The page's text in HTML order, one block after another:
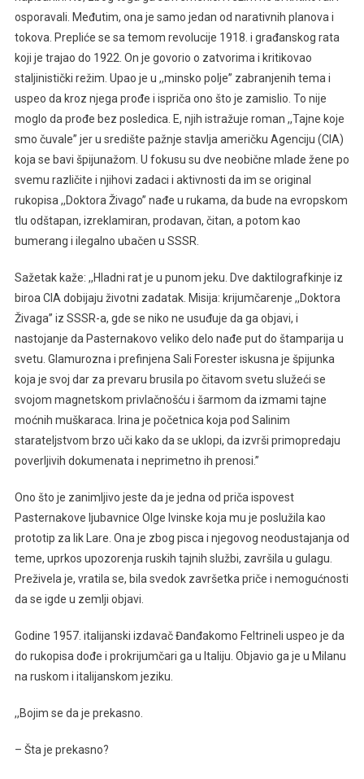
osporavali. Međutim, ona je samo jedan od narativnih planova i
tokova. Prepliće se sa temom revolucije 1918. i građanskog rata
koji je trajao do 1922. On je govorio o zatvorima i kritikovao
staljinistički režim. Upao je u ,,minsko polje” zabranjenih tema i
uspeo da kroz njega prođe i ispriča ono što je zamislio. To nije
moglo da prođe bez posledica. E, njih istražuje roman ,,Tajne koje
smo čuvale” jer u središte pažnje stavlja američku Agenciju (CIA)
koja se bavi špijunažom. U fokusu su dve neobične mlade žene po
svemu različite i njihovi zadaci i aktivnosti da im se original
rukopisa ,,Doktora Živago” nađe u rukama, da bude na evropskom
tlu odštapan, izreklamiran, prodavan, čitan, a potom kao
bumerang i ilegalno ubačen u SSSR.
Sažetak kaže: ,,Hladni rat je u punom jeku. Dve daktilografkinje iz
biroa CIA dobijaju životni zadatak. Misija: krijumčarenje ,,Doktora
Živaga’’ iz SSSR-a, gde se niko ne usuđuje da ga objavi, i
nastojanje da Pasternakovo veliko delo nađe put do štamparija u
svetu. Glamurozna i prefinjena Sali Forester iskusna je špijunka
koja je svoj dar za prevaru brusila po čitavom svetu služeći se
svojom magnetskom privlačnošću i šarmom da izmami tajne
moćnih muškaraca. Irina je početnica koja pod Salinim
starateljstvom brzo uči kako da se uklopi, da izvrši primopredaju
poverljivih dokumenata i neprimetno ih prenosi.”
Ono što je zanimljivo jeste da je jedna od priča ispovest
Pasternakove ljubavnice Olge Ivinske koja mu je poslužila kao
prototip za lik Lare. Ona je zbog pisca i njegovog neodustajanja od
teme, uprkos upozorenja ruskih tajnih službi, završila u gulagu.
Preživela je, vratila se, bila svedok završetka priče i nemogućnosti
da se igde u zemlji objavi.
Godine 1957. italijanski izdavač Đanđakomo Feltrineli uspeo je da
do rukopisa dođe i prokrijumčari ga u Italiju. Objavio ga je u Milanu
na ruskom i italijanskom jeziku.
,,Bojim se da je prekasno.
– Šta je prekasno?